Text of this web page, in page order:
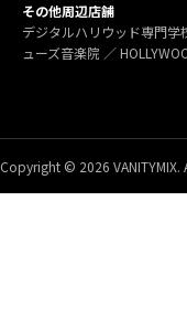
その他周辺店舗
デジタルハリウッド専門学
ューズ音楽院 ／
Copyright © 2026 VANITYMIX.